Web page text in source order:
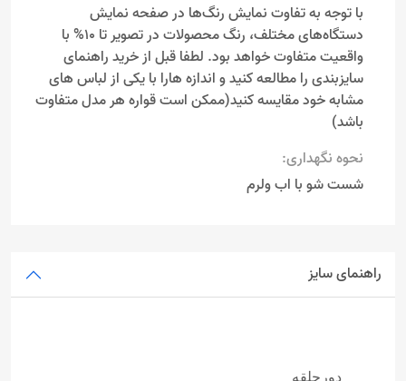
با توجه به تفاوت نمایش رنگ‌ها در صفحه نمایش
دستگاه‌های مختلف، رنگ محصولات در تصویر تا 10% با
واقعیت متفاوت خواهد بود. لطفا قبل از خرید راهنمای
سایزبندی را مطالعه کنید و اندازه هارا با یکی از لباس های
مشابه خود مقایسه کنید(ممکن است قواره هر مدل متفاوت
باشد)
نحوه نگهداری:
شست شو با اب ولرم
راهنمای سایز
دورحلقه